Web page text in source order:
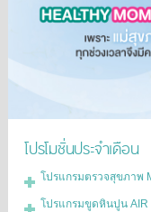
โปรโมชั่นประจำเดือน
โปรแกรมตรวจสุขภาพ
โปรแกรมขูดหินปูน AIR